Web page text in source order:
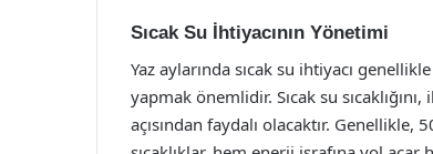
Sıcak Su İhtiyacının Yönetimi
Yaz aylarında sıcak su ihtiyacı
yapmak önemlidir. Sıcak su
açısından faydalı olacaktır. Genellikle,